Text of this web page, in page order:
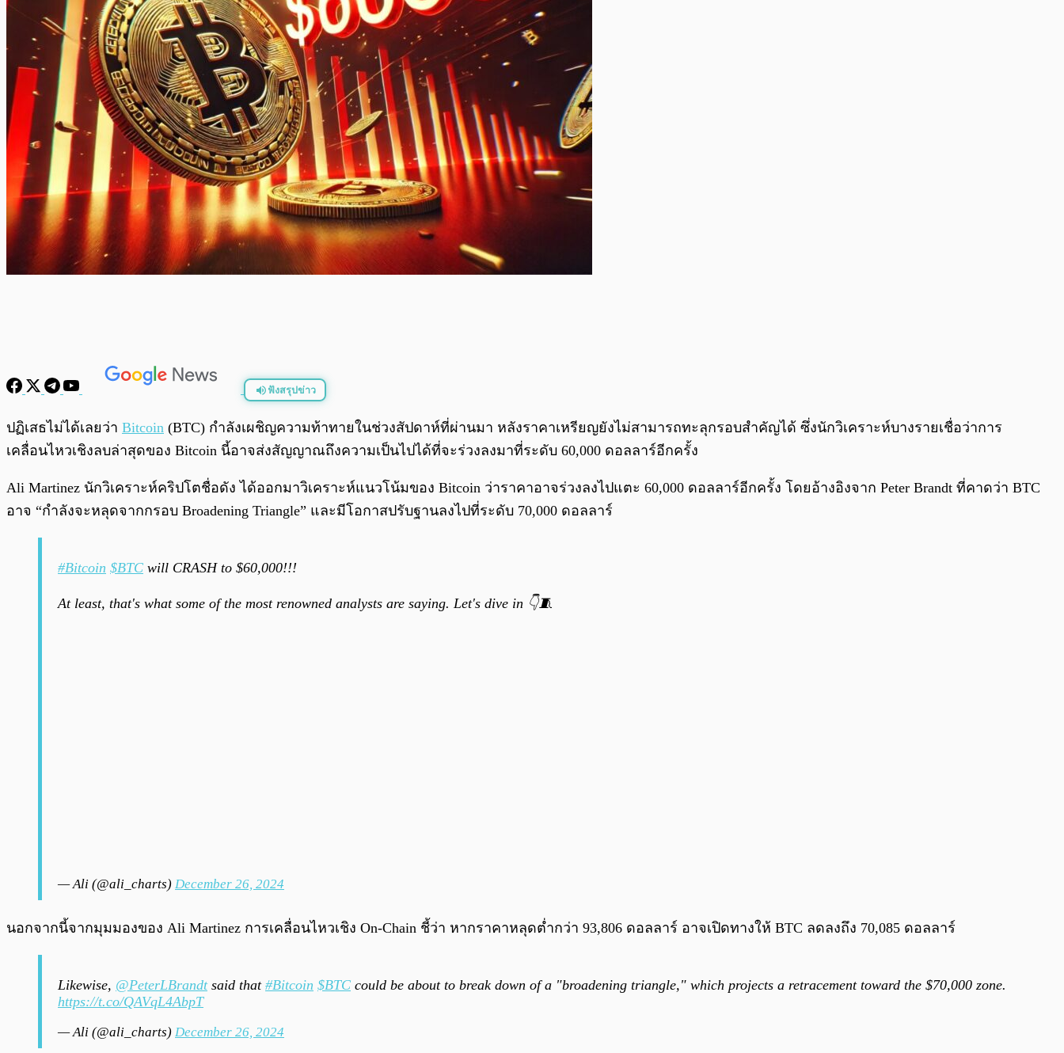
ฟังสรุปข่าว
พร้อมเล่น 0:00
ปฏิเสธไม่ได้เลยว่า Bitcoin (BTC) กำลังเผชิญความท้าทายในช่วงสัปดาห์ที่ผ่านมา หลังราคาเหรียญยังไม่สามารถทะลุกรอบสำคัญได้ ซึ่งนักวิเคราะห์บางรายเชื่อว่าการ
เคลื่อนไหวเชิงลบล่าสุดของ Bitcoin นี้อาจส่งสัญญาณถึงความเป็นไปได้ที่จะร่วงลงมาที่ระดับ 60,000 ดอลลาร์อีกครั้ง
Ali Martinez นักวิเคราะห์คริปโตชื่อดัง ได้ออกมาวิเคราะห์แนวโน้มของ Bitcoin ว่าราคาอาจร่วงลงไปแตะ 60,000 ดอลลาร์อีกครั้ง โดยอ้างอิงจาก Peter Brandt ที่คาดว่า BTC
อาจ “กำลังจะหลุดจากกรอบ Broadening Triangle” และมีโอกาสปรับฐานลงไปที่ระดับ 70,000 ดอลลาร์
#Bitcoin $BTC will CRASH to $60,000!!!
At least, that's what some of the most renowned analysts are saying. Let's dive in 👇🧵
— Ali (@ali_charts) December 26, 2024
นอกจากนี้จากมุมมองของ Ali Martinez การเคลื่อนไหวเชิง On-Chain ชี้ว่า หากราคาหลุดต่ำกว่า 93,806 ดอลลาร์ อาจเปิดทางให้ BTC ลดลงถึง 70,085 ดอลลาร์
Likewise, @PeterLBrandtsaid that #Bitcoin $BTC could be about to break down of a "broadening triangle," which projects a retracement toward the $70,000 zone.
https://t.co/QAVqL4AbpT
— Ali (@ali_charts) December 26, 2024